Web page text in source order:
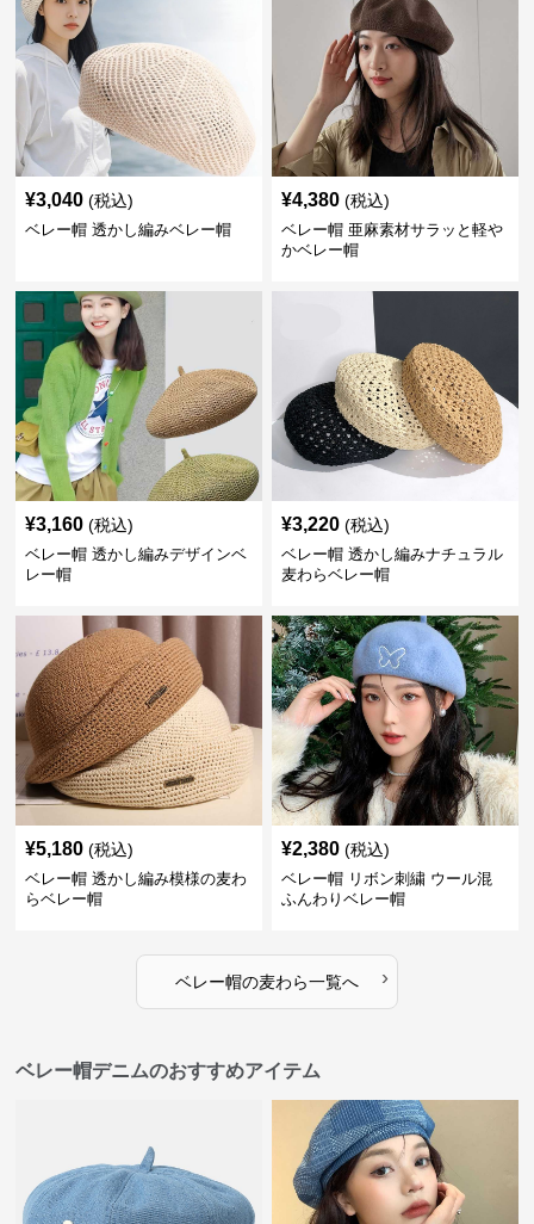
¥3,040 (税込)
ベレー帽 透かし編みベレー帽
¥4,380 (税込)
ベレー帽 亜麻素材サラッと軽や
かベレー帽
¥3,160 (税込)
ベレー帽 透かし編みデザインベ
レー帽
¥3,220 (税込)
ベレー帽 透かし編みナチュラル
麦わらベレー帽
¥5,180 (税込)
ベレー帽 透かし編み模様の麦わ
らベレー帽
¥2,380 (税込)
ベレー帽 リボン刺繍 ウール混
ふんわりベレー帽
ベレー帽の麦わら一覧へ ›
ベレー帽デニムのおすすめアイテム